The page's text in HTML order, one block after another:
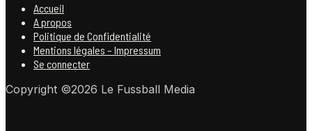
Accueil
A propos
Politique de Confidentialité
Mentions légales – Impressum
Se connecter
Copyright ©2026 Le Fussball Media